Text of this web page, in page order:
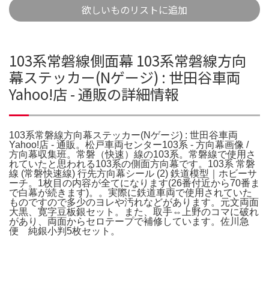
欲しいものリストに追加
103系常磐線側面幕 103系常磐線方向
幕ステッカー(Nゲージ) : 世田谷車両
Yahoo!店 - 通販の詳細情報
103系常磐線方向幕ステッカー(Nゲージ) : 世田谷車両
Yahoo!店 - 通販。松戸車両センター103系 - 方向幕画像 /
方向幕収集班。常磐（快速）線の103系。常磐線で使用さ
れていたと思われる103系の側面方向幕です。103系 常磐
線 (常磐快速線) 行先方向幕シール (2) 鉄道模型｜ホビーサ
ーチ。1枚目の内容が全てになります(26番付近から70番ま
で白幕が続きます)。。実際に鉄道車両で使用されていた
ものですので多少のヨレや汚れなどがあります。元文両面
大黒、寛字豆板銀セット。また、取手⇔上野のコマに破れ
があり、両面からセロテープで補修しています。佐川急
便 純銀小判5枚セット。